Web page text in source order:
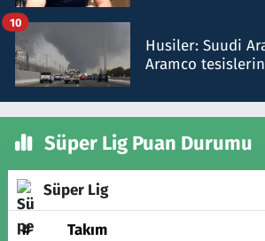
Husiler: Suudi
Aramco
10
Süper Lig Puan Durumu
Süper Lig
# Takım